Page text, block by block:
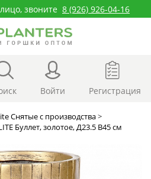
звоните 8 (926) 926-04-16
Войти Регистрация
Снятые с производства>
Буллет, золотое, Д23.5 В45 см